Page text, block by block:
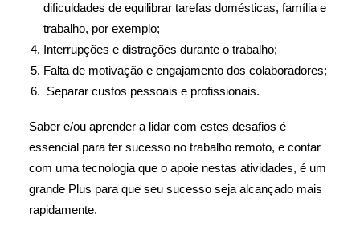
dificuldades de equilibrar tarefas domésticas, família e
trabalho, por exemplo;
Interrupções e distrações durante o trabalho;
Falta de motivação e engajamento dos colaboradores;
Separar custos pessoais e profissionais.
Saber e/ou aprender a lidar com estes desafios é
essencial para ter sucesso no trabalho remoto, e contar
com uma tecnologia que o apoie nestas atividades, é um
grande Plus para que seu sucesso seja alcançado mais
rapidamente.